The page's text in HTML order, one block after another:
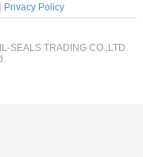
Privacy Policy
SEALS TRADING CO.,LTD.